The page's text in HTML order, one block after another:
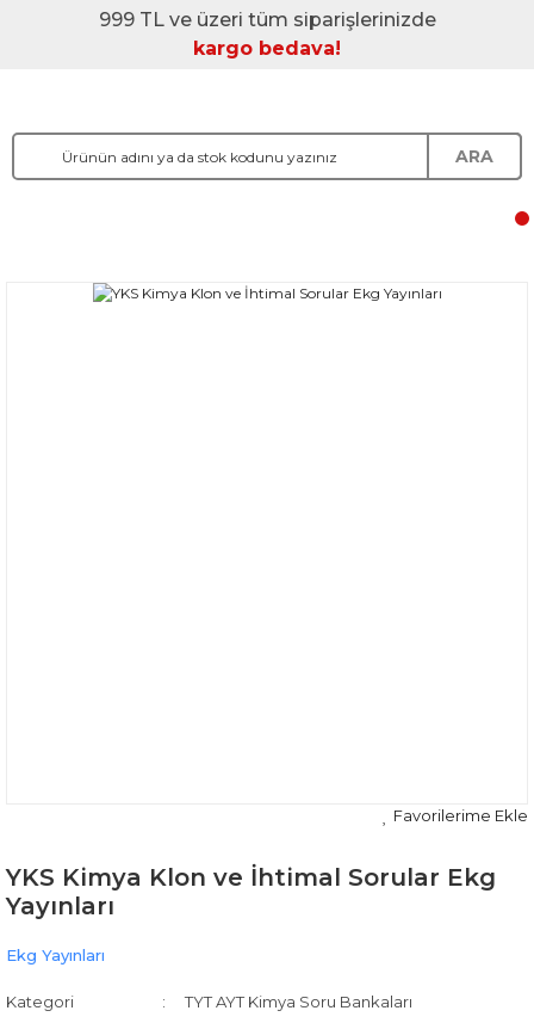
999 TL ve üzeri tüm siparişlerinizde
kargo bedava!
ARA
YKS Kimya Klon ve İhtimal Sorular Ekg
Yayınları
Ekg Yayınları
Kategori
TYT AYT Kimya Soru Bankaları